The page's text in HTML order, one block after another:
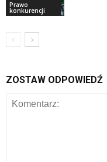
Prawo
konkurencji
ZOSTAW ODPOWIEDŹ